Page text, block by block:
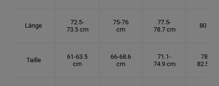
Länge
72.5-
73.5 cm
75-76
cm
77.5-
78.7 cm
80 cm
Taille
61-63.5
cm
66-68.6
cm
71.1-
74.9 cm
78.7-
82.5 cm